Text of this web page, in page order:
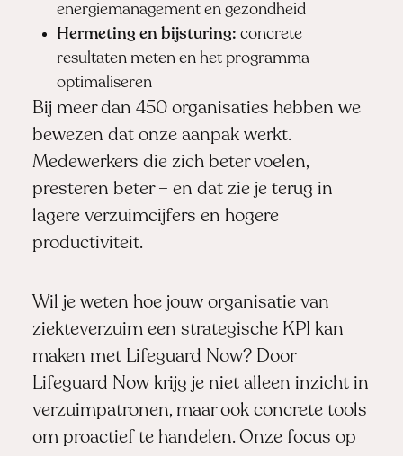
energiemanagement en gezondheid
Hermeting en bijsturing: concrete
resultaten meten en het programma
optimaliseren
Bij meer dan 450 organisaties hebben we
bewezen dat onze aanpak werkt.
Medewerkers die zich beter voelen,
presteren beter – en dat zie je terug in
lagere verzuimcijfers en hogere
productiviteit.
Wil je weten hoe jouw organisatie van
ziekteverzuim een strategische KPI kan
maken met Lifeguard Now? Door
Lifeguard Now krijg je niet alleen inzicht in
verzuimpatronen, maar ook concrete tools
om proactief te handelen. Onze focus op